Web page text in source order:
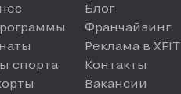
спорта
Блог
Франчайзинг
Реклама в XFIT
Контакты
Вакансии